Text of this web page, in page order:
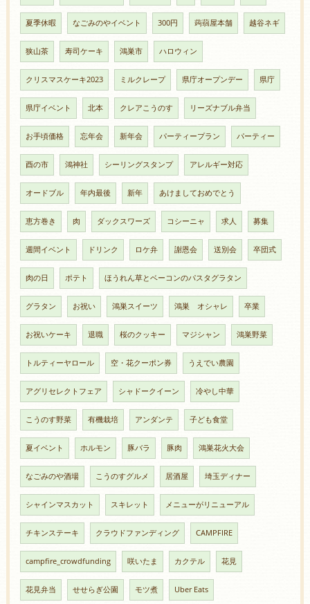
夏季休暇 なごみのやイベント 300円 蒟蒻屋本舗 越谷ネギ
狭山茶 寿司ケーキ 鴻巣市 ハロウィン
クリスマスケーキ2023 ミルクレープ 県庁オープンデー 県庁
県庁イベント 北本 クレアこうのす リーズナブル弁当
お手頃価格 忘年会 新年会 パーティープラン パーティー
酉の市 鴻神社 シーリングスタンプ アレルギー対応
オードブル 年内最後 新年 あけましておめでとう
恵方巻き 肉 ダックスワーズ コシーニャ 求人 募集
週間イベント ドリンク ロケ弁 謝恩会 送別会 卒団式
肉の日 ポテト ほうれん草とベーコンのパスタグラタン
グラタン お祝い 鴻巣スイーツ 鴻巣 オシャレ 卒業
お祝いケーキ 退職 桜のクッキー マジシャン 鴻巣野菜
トルティーヤロール 空・花クーポン券 うえでい農園
アグリセレクトフェア シャドークイーン 冷やし中華
こうのす野菜 有機栽培 アンダンテ 子ども食堂
夏イベント ホルモン 豚バラ 豚肉 鴻巣花火大会
なごみのや酒場 こうのすグルメ 居酒屋 埼玉ディナー
シャインマスカット スキレット メニューがリニューアル
チキンステーキ クラウドファンディング CAMPFIRE
campfire_crowdfunding 咲いたま カクテル 花見
花見弁当 せせらぎ公園 モツ煮 Uber Eats